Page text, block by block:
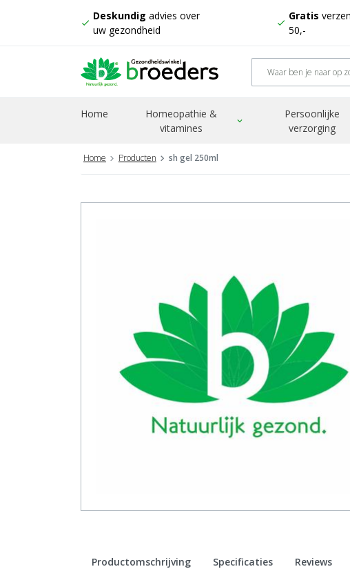
check
Deskundig advies over
uw gezondheid
check
Gratis
50,-
Home
Homeopathie &
vitamines
expand_more
Persoonlijke
verzorging
Home Producten sh gel 250ml
Productomschrijving Specificaties Reviews